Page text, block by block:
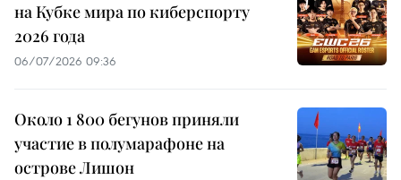
на Кубке мира по киберспорту
2026 года
06/07/2026 09:36
Около 1 800 бегунов приняли
участие в полумарафоне на
острове Лишон